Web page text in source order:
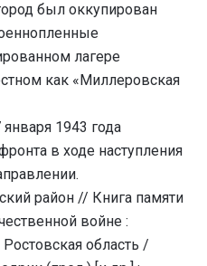
был оккупирован
лагере
как «Миллеровская
1943 года
в ходе наступления
район // Книга памяти
войне :
область /